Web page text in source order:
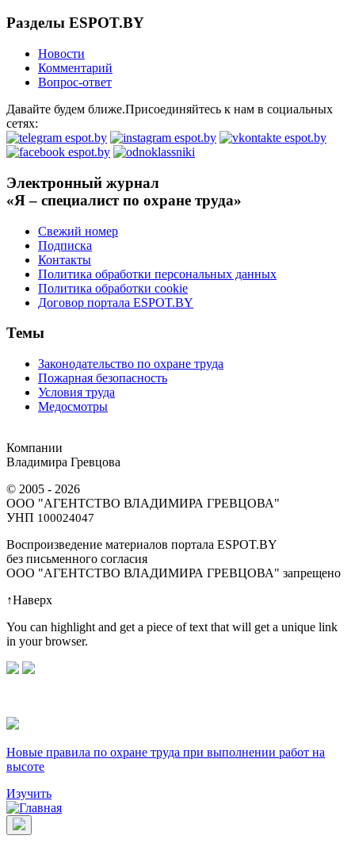
Разделы ESPOT.BY
Новости
Комментарий
Вопрос-ответ
Давайте будем ближе.Присоединяйтесь к нам в социальных
сетях:
Электронный журнал
«Я – специалист по охране труда»
Свежий номер
Подписка
Контакты
Политика обработки персональных данных
Политика обработки cookie
Договор портала ESPOT.BY
Темы
Законодательство по охране труда
Пожарная безопасность
Условия труда
Медосмотры
Компании
Владимира Гревцова
© 2005 - 2026
ООО "АГЕНТСТВО ВЛАДИМИРА ГРЕВЦОВА"
УНП 100024047
Воспроизведение материалов портала ESPOT.BY
без письменного согласия
OOO "АГЕНТСТВО ВЛАДИМИРА ГРЕВЦОВА" запрещено
↑Наверх
You can highlight and get a piece of text that will get a unique link
in your browser.
Новые правила по охране труда при выполнении работ на
высоте
Изучить